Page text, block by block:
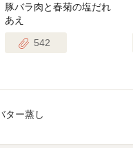
豚バラ肉と春菊の塩だれ
あえ
542
ター蒸し